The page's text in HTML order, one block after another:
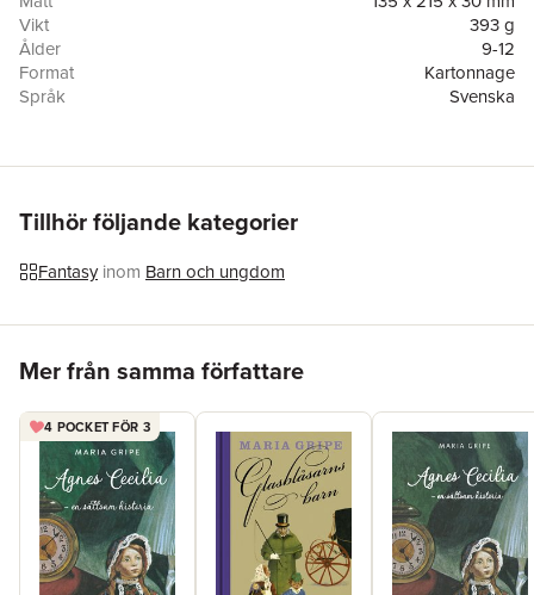
vem är hon? Och har den märkliga blomman ett eget liv?
Vad är det som påverkar historiens gång? Slumpen, viljan eller
något annat? Det här är den fantastiska berättelsen om några
ungdomar i Ringaryd i Småland. Och om hur två till synes
Tordyveln flyger i skymningen hör till Maria Gripes mest lästa
varför vi nu ger ut denna klassiker med originalomslaget på nytt.
Vikt
393 g
Ålder
9-12
Format
Kartonnage
Språk
Svenska
Förlag
Bonnier Carlsen
ISBN
Miljömärkning
Utmärkelser
Tillhör följande kategorier
Fantasy inom Barn och ungdom
Mer från samma författare
4 POCKET FÖR 3